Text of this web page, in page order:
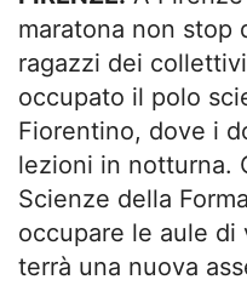
maratona non stop
ragazzi dei
occupato il polo
Fiorentino, dove i
lezioni in notturna.
Scienze della
occupare le aule di
terrà una nuova